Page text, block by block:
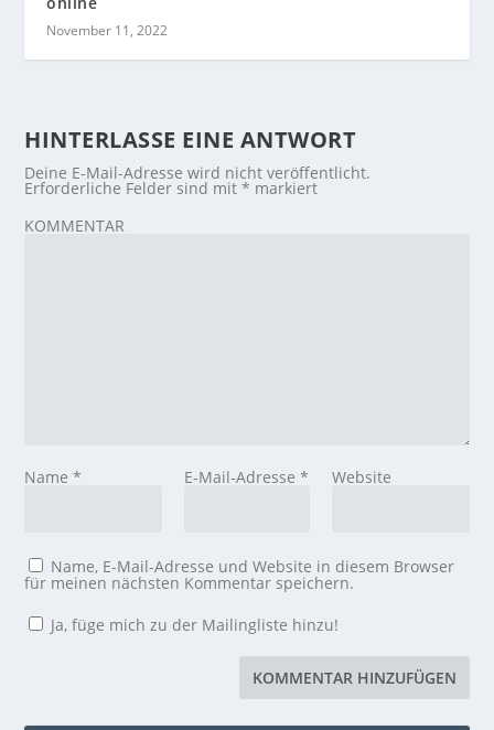
November 11, 2022
HINTERLASSE EINE ANTWORT
Deine E-Mail-Adresse wird nicht veröffentlicht.
Erforderliche Felder sind mit* markiert
KOMMENTAR
Name* E-Mail-Adresse * Website
Name, E-Mail-Adresse und Website in diesem Browser
für meinen nächsten Kommentar speichern.
Ja, füge mich zu der Mailingliste hinzu!